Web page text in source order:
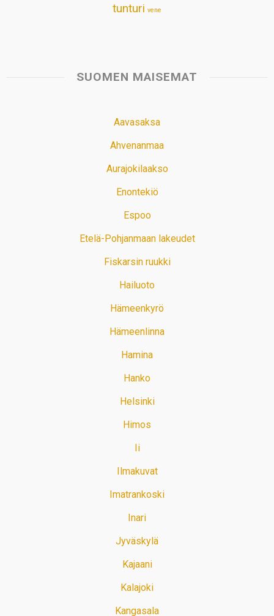
tunturi vene
SUOMEN MAISEMAT
Aavasaksa
Ahvenanmaa
Aurajokilaakso
Enontekiö
Espoo
Etelä-Pohjanmaan lakeudet
Fiskarsin ruukki
Hailuoto
Hämeenkyrö
Hämeenlinna
Hamina
Hanko
Helsinki
Himos
Ii
Ilmakuvat
Imatrankoski
Inari
Jyväskylä
Kajaani
Kalajoki
Kangasala